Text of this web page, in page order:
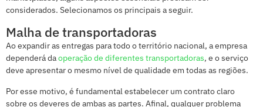
considerados. Selecionamos os principais a seguir.
Malha de transportadoras
Ao expandir as entregas para todo o território nacional, a empresa
dependerá daoperação de diferentes transportadoras, e o serviço
deve apresentar o mesmo nível de qualidade em todas as regiões.
Por esse motivo, é fundamental estabelecer um contrato claro
sobre os deveres de ambas as partes. Afinal, qualquer problema